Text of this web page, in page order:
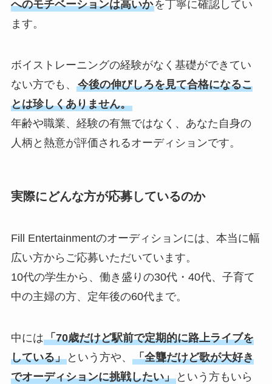
へのモチベーションは高いかを丁寧に確認してい
ます。
ボイストレーニングの経験がなく基礎ができてい
ない方でも、 今後の伸びしろを見て合格になるこ
とは珍しくありません。
年齢や職業、経験の有無ではなく、あなた自身の
人柄と熱意が評価されるオーディションです。
実際にどんな方が応募しているのか
Fill Entertainmentのオーディションには、本当に幅
広い方からご応募いただいています。
10代の学生から、働き盛りの30代・40代、子育て
中の主婦の方、定年後の60代まで。
中には「70歳だけど駅前で定期的に路上ライブを
している」という方や、 「全聾だけど歌が大好き
でオーディションに挑戦したい」という方もいら